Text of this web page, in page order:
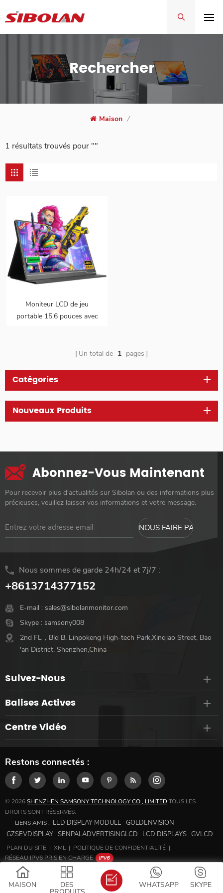
Rechercher
Maison /
1 résultats trouvés pour ""
Moniteur LCD de jeu
portable 15.6 pouces avec
Un total de 1 pages
Catégories
Nouveaux Produits
Abonnez-Vous Maintenant
Pour recevoir plus d'actualités sur Sibolan ou des informations plus
précieuses, veuillez laisser vos informations et votre message.
Nous sommes de garde 24h/24 et 7j/7 :
+8613714377152
E-mail : sales@sibolanmonitor.com
Skype : samsony008
2nd FL，Bld B, Linpokeng High-tech Park,Xinqiao Street, Bao
'an District, Shenzhen,China
Suivez-Nous
Balises Actives
Centre Vidéo
Restons connectés :
© 2026SHENZHEN SAMSONY TECHNOLOGY CO., LIMITED TOUS LES
DROITS SONT RÉSERVÉS.
LIENS AMIS : LED DISPLAY MODULE GOLDENVISION
GZSEVDISPLAY SENPALADVERTISINGLCD LCD DISPLAYS GVLCD
PLAN DU SITE | XML | POLITIQUE DE CONFIDENTIALITÉ |
RÉSEAU IPV6 PRIS EN CHARGE
MAISON DES SKYPE
WHATSAPP